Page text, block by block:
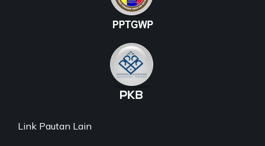
Link Pautan Lain